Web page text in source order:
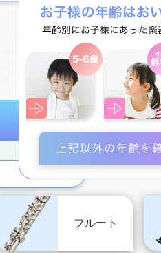
フルート